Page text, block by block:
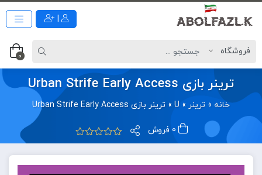
0
ترینر بازی Urban Strife Early Access
خانه » ترینر »
U
» ترینر بازی Urban Strife Early Access